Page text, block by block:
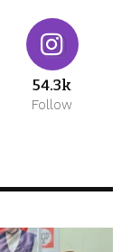
54.3k
Follow